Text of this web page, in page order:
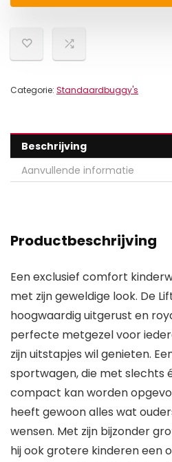
Categorie: Standaardbuggy's
Beschrijving
Aanvullende informatie
Productbeschrijving
Een exclusief comfort
met zijn geweldige look. De
hoogwaardig uitgerust en
perfecte metgezel voor
zijn uitstapjes wil genieten.
sportwagen, die met slechts
compact kan worden
heeft gewoon alles wat
wensen. Met zijn bijzonder
hij ook grotere kinderen een